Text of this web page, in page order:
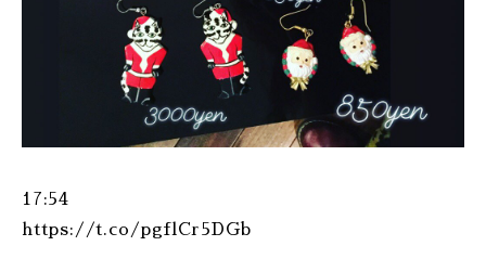
17:54
https://t.co/pgflCr5DGb